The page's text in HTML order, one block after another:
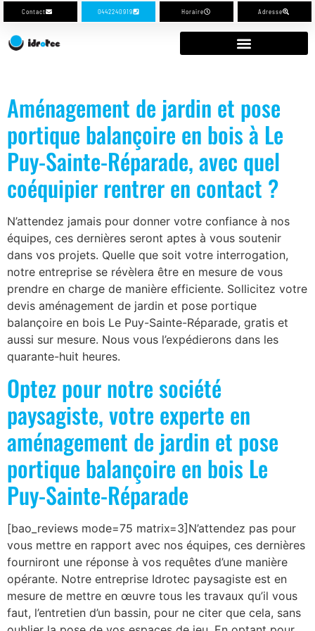
Contact 0442240919 Horaire Adresse
Aménagement de jardin et pose
portique balançoire en bois à Le
Puy-Sainte-Réparade, avec quel
coéquipier rentrer en contact ?
N’attendez jamais pour donner votre confiance à nos
équipes, ces dernières seront aptes à vous soutenir
dans vos projets. Quelle que soit votre interrogation,
notre entreprise se révèlera être en mesure de vous
prendre en charge de manière efficiente. Sollicitez votre
devis aménagement de jardin et pose portique
balançoire en bois Le Puy-Sainte-Réparade, gratis et
aussi sur mesure. Nous vous l’expédierons dans les
quarante-huit heures.
Optez pour notre société
paysagiste, votre experte en
aménagement de jardin et pose
portique balançoire en bois Le
Puy-Sainte-Réparade
[bao_reviews mode=75 matrix=3]N’attendez pas pour
vous mettre en rapport avec nos équipes, ces dernières
fourniront une réponse à vos requêtes d’une manière
opérante. Notre entreprise Idrotec paysagiste est en
mesure de mettre en œuvre tous les travaux qu’il vous
faut, l’entretien d’un bassin, pour ne citer que cela, sans